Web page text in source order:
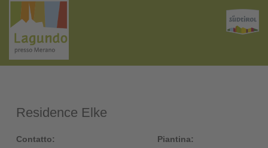
Residence Elke
Contatto: Piantina: